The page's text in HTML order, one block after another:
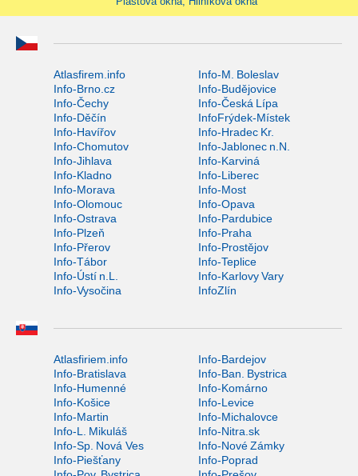
Atlasfirem.info
Info-M. Boleslav
Info-Brno.cz
Info-Budějovice
Info-Čechy
Info-Česká Lípa
Info-Děčín
InfoFrýdek-Místek
Info-Havířov
Info-Hradec Kr.
Info-Chomutov
Info-Jablonec n.N.
Info-Jihlava
Info-Karviná
Info-Kladno
Info-Liberec
Info-Morava
Info-Most
Info-Olomouc
Info-Opava
Info-Ostrava
Info-Pardubice
Info-Plzeň
Info-Praha
Info-Přerov
Info-Prostějov
Info-Tábor
Info-Teplice
Info-Ústí n.L.
Info-Karlovy Vary
Info-Vysočina
InfoZlín
Atlasfiriem.info
Info-Bardejov
Info-Bratislava
Info-Ban. Bystrica
Info-Humenné
Info-Komárno
Info-Košice
Info-Levice
Info-Martin
Info-Michalovce
Info-L. Mikuláš
Info-Nitra.sk
Info-Sp. Nová Ves
Info-Nové Zámky
Info-Piešťany
Info-Poprad